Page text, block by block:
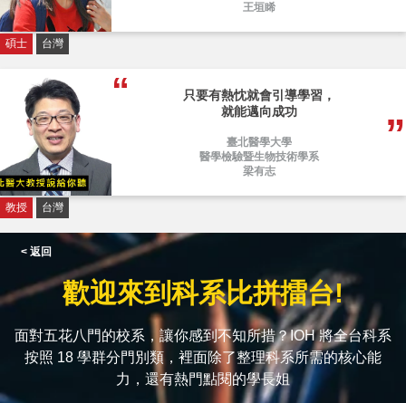
王垣睎
碩士 台灣
只要有熱忱就會引導學習，
就能邁向成功
臺北醫學大學
醫學檢驗暨生物技術學系
梁有志
教授 台灣
< 返回
歡迎來到科系比拼擂台!
面對五花八門的校系，讓你感到不知所措？IOH 將全台科系
按照 18 學群分門別類，裡面除了整理科系所需的核心能
力，還有熱門點閱的學長姐